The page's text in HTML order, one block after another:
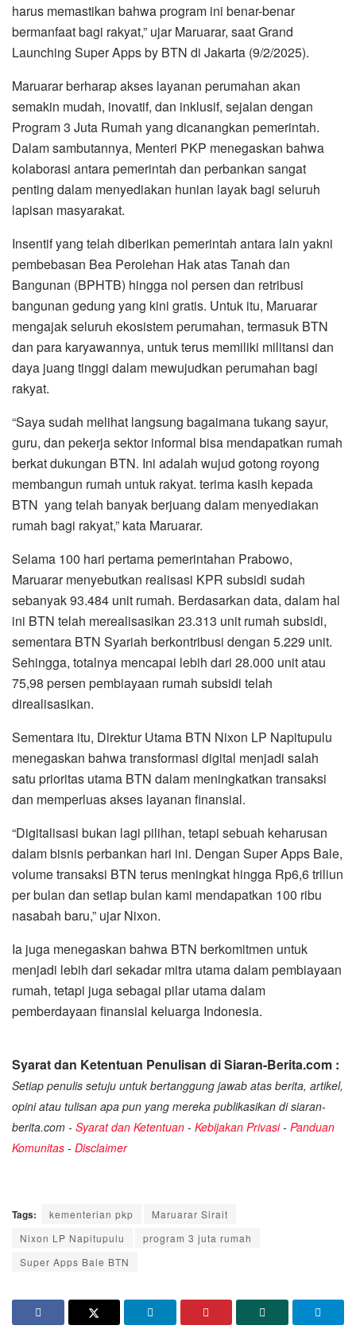
harus memastikan bahwa program ini benar-benar
bermanfaat bagi rakyat,” ujar Maruarar, saat Grand
Launching Super Apps by BTN di Jakarta (9/2/2025).
Maruarar berharap akses layanan perumahan akan
semakin mudah, inovatif, dan inklusif, sejalan dengan
Program 3 Juta Rumah yang dicanangkan pemerintah.
Dalam sambutannya, Menteri PKP menegaskan bahwa
kolaborasi antara pemerintah dan perbankan sangat
penting dalam menyediakan hunian layak bagi seluruh
lapisan masyarakat.
Insentif yang telah diberikan pemerintah antara lain yakni
pembebasan Bea Perolehan Hak atas Tanah dan
Bangunan (BPHTB) hingga nol persen dan retribusi
bangunan gedung yang kini gratis. Untuk itu, Maruarar
mengajak seluruh ekosistem perumahan, termasuk BTN
dan para karyawannya, untuk terus memiliki militansi dan
daya juang tinggi dalam mewujudkan perumahan bagi
rakyat.
“Saya sudah melihat langsung bagaimana tukang sayur,
guru, dan pekerja sektor informal bisa mendapatkan rumah
berkat dukungan BTN. Ini adalah wujud gotong royong
membangun rumah untuk rakyat. terima kasih kepada
BTN yang telah banyak berjuang dalam menyediakan
rumah bagi rakyat,” kata Maruarar.
Selama 100 hari pertama pemerintahan Prabowo,
Maruarar menyebutkan realisasi KPR subsidi sudah
sebanyak 93.484 unit rumah. Berdasarkan data, dalam hal
ini BTN telah merealisasikan 23.313 unit rumah subsidi,
sementara BTN Syariah berkontribusi dengan 5.229 unit.
Sehingga, totalnya mencapai lebih dari 28.000 unit atau
75,98 persen pembiayaan rumah subsidi telah
direalisasikan.
Sementara itu, Direktur Utama BTN Nixon LP Napitupulu
menegaskan bahwa transformasi digital menjadi salah
satu prioritas utama BTN dalam meningkatkan transaksi
dan memperluas akses layanan finansial.
“Digitalisasi bukan lagi pilihan, tetapi sebuah keharusan
dalam bisnis perbankan hari ini. Dengan Super Apps Bale,
volume transaksi BTN terus meningkat hingga Rp6,6 triliun
per bulan dan setiap bulan kami mendapatkan 100 ribu
nasabah baru,” ujar Nixon.
Ia juga menegaskan bahwa BTN berkomitmen untuk
menjadi lebih dari sekadar mitra utama dalam pembiayaan
rumah, tetapi juga sebagai pilar utama dalam
pemberdayaan finansial keluarga Indonesia.
Syarat dan Ketentuan Penulisan di Siaran-Berita.com :
Setiap penulis setuju untuk bertanggung jawab atas berita, artikel,
opini atau tulisan apa pun yang mereka publikasikan di siaran-
berita.com - Syarat dan Ketentuan - Kebijakan Privasi- Panduan
Komunitas - Disclaimer
Tags: kementerian pkp
Maruarar Sirait
Nixon LP Napitupulu
program 3 juta rumah
Super Apps Bale BTN